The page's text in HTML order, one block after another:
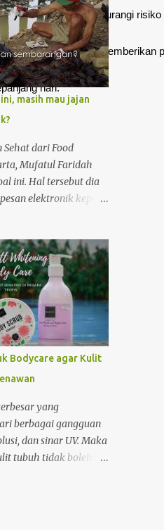
kering dan mengurangi risiko
hari.
mudah lepas dan memberikan
pengasuh.
hari.
. Kenapa banyak
pilihan pada
mereka ingin tetap
ruang dan
persaingan
Apartemen
Suasana
mahasiswa
yang super
ini bisa naik?
Orang-orang yang
no no" lah dengan
makanan lewat
pada masak sendiri.
di rumah, harus
tangga dulu untuk
masih mau jajan
dari Food
Mufatul Faridah
ini. Hal tersebut dia
elektronik kepada
kotor lainnya
Hal ini
tergolong
sapu-sapu
jika
bahan baku
memakai ikan
Namun ikan Sapu-
jika diternak
menjamin kualitas
sapu layak
sendiri.sehingga
kalau yang
Bodycare agar Kulit
yang
berbagai gangguan
dan sinar UV. Maka
tubuh tidak boleh